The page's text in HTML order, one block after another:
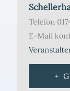
Telefon
E-Mail
+